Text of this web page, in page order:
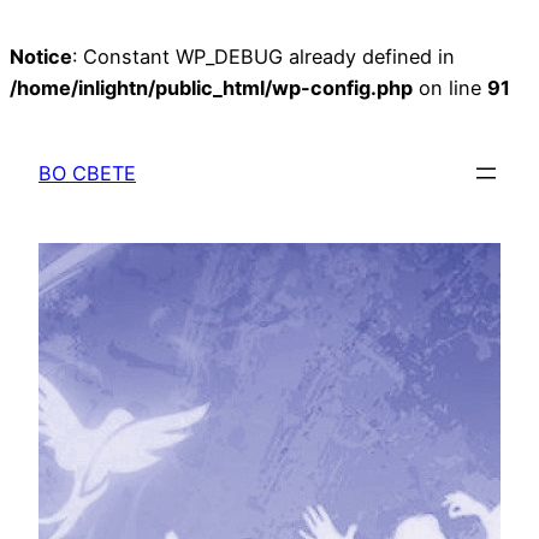
Notice: Constant WP_DEBUG already defined in
/home/inlightn/public_html/wp-config.php on line 91
содержимому
ВО СВЕТЕ